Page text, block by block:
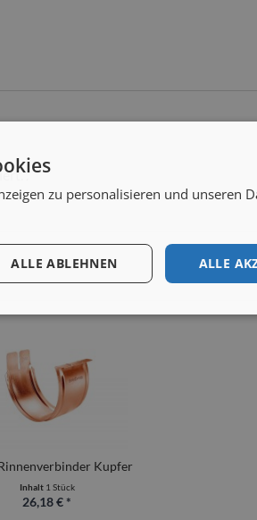
.
Kupfer
Inhalt 1 Stück
26,18 € *
zu personalisieren und unseren
ALLE
ALLE ABLEHNEN